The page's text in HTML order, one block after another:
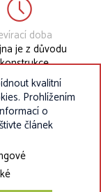
doba
je z důvodu
uzavřena.
kvalitní
Prohlížením
o
článek